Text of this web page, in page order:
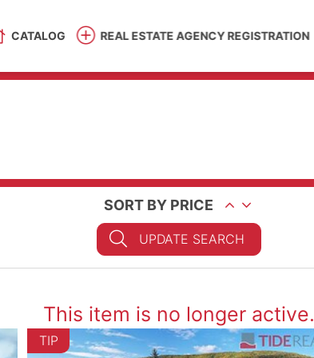
CATALOG REAL ESTATE AGENCY REGISTRATION
SORT BY PRICE
UPDATE SEARCH
This item is no longer active.
TIP